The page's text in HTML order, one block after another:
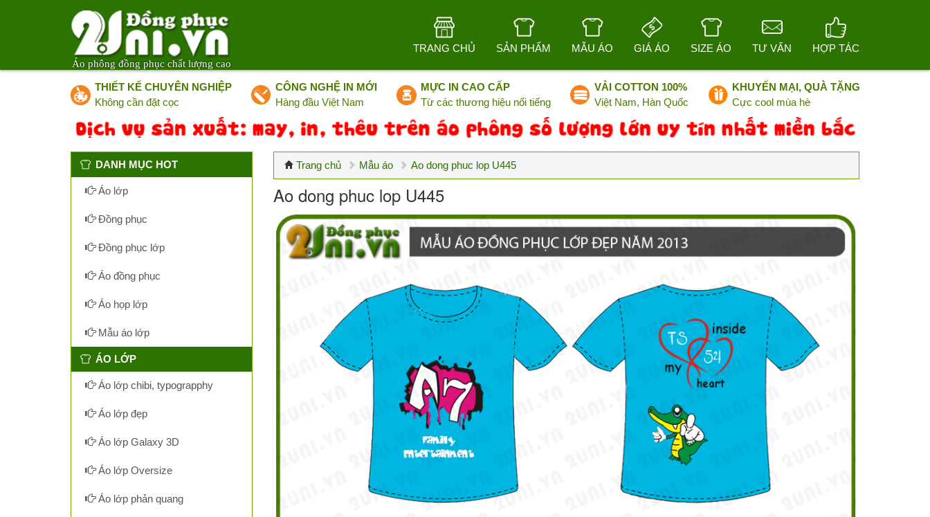
Áo phông đồng phục chất lượng cao
TRANG CHỦ SẢN PHẨM MẪU ÁO GIÁ ÁO SIZE ÁO TƯ VẤN HỢP TÁC
THIẾT KẾ CHUYÊN NGHIỆP
Không cần đặt cọc
CÔNG NGHỆ IN MỚI
Hàng đầu Việt Nam
MỰC IN CAO CẤP
Từ các thương hiệu nổi tiếng
VẢI COTTON 100%
Việt Nam, Hàn Quốc
KHUYẾN MẠI, QUÀ TẶNG
Cực cool mùa hè
Trang chủ Mẫu áo Ao dong phuc lop U445
Ao dong phuc lop U445
DANH MỤC HOT
Áo lớp
Đồng phục
Đồng phục lớp
Áo đồng phục
Áo họp lớp
Mẫu áo lớp
ÁO LỚP
Áo lớp chibi, typograpphy
Áo lớp đẹp
Áo lớp Galaxy 3D
Áo lớp Oversize
Áo lớp phản quang